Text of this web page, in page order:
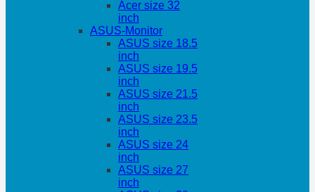
Acer size 32
inch
ASUS-Monitor
ASUS size 18.5
inch
ASUS size 19.5
inch
ASUS size 21.5
inch
ASUS size 23.5
inch
ASUS size 24
inch
ASUS size 27
inch